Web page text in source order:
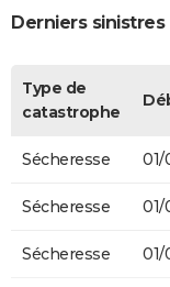
Derniers
Type de
catastrophe
Sécheresse 01/
Sécheresse 01/
Sécheresse 01/